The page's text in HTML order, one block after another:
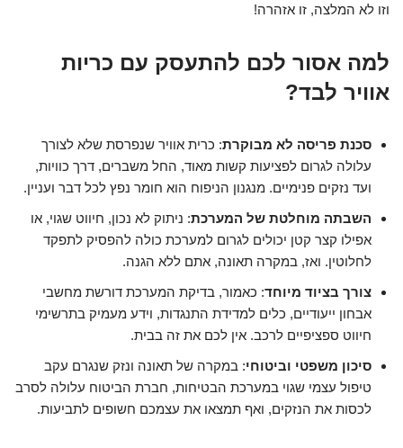
וזו לא המלצה, זו אזהרה!
למה אסור לכם להתעסק עם כריות
אוויר לבד?
סכנת פריסה לא מבוקרת: כרית אוויר שנפרסת שלא לצורך
עלולה לגרום לפציעות קשות מאוד, החל משברים, דרך כוויות,
ועד נזקים פנימיים. מנגנון הניפוח הוא חומר נפץ לכל דבר ועניין.
השבתה מוחלטת של המערכת: ניתוק לא נכון, חיווט שגוי, או
אפילו קצר קטן יכולים לגרום למערכת כולה להפסיק לתפקד
לחלוטין. ואז, במקרה תאונה, אתם ללא הגנה.
צורך בציוד מיוחד: כאמור, בדיקת המערכת דורשת מחשבי
אבחון ייעודיים, כלים למדידת התנגדות, וידע מעמיק בתרשימי
חיווט ספציפיים לרכב. אין לכם את זה בבית.
סיכון משפטי וביטוחי: במקרה של תאונה ונזק שנגרם עקב
טיפול עצמי שגוי במערכת הבטיחות, חברת הביטוח עלולה לסרב
לכסות את הנזקים, ואף תמצאו את עצמכם חשופים לתביעות.